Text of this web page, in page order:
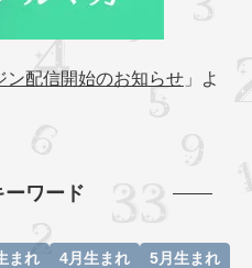
ン配信開始のお知らせ」よ
ーワード
まれ 4月生まれ
5月生まれ